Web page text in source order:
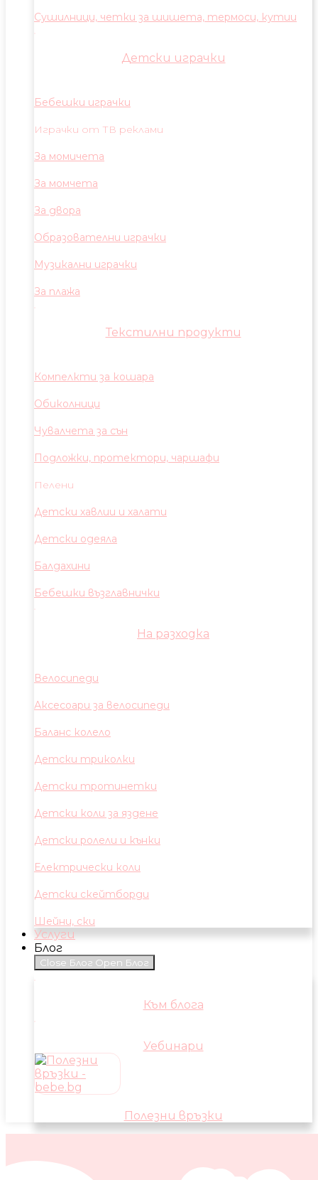
Сушилници, четки за шишета, термоси, кутии
Детски играчки
Бебешки играчки
Играчки от ТВ реклами
За момичета
За момчета
За двора
Образователни играчки
Музикални играчки
За плажа
Текстилни продукти
Компелкти за кошара
Обиколници
Чувалчета за сън
Подложки, протектори, чаршафи
Пелени
Детски хавлии и халати
Детски одеяла
Балдахини
Бебешки възглавнички
На разходка
Велосипеди
Аксесоари за велосипеди
Баланс колело
Детски триколки
Детски тротинетки
Детски коли за яздене
Детски ролели и кънки
Електрически коли
Детски скейтборди
Шейни, ски
Услуги
Блог
Close Блог Open Блог
Към блога
Уебинари
Полезни връзки